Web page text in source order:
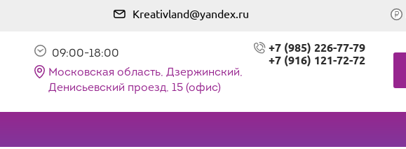
Kreativland@yandex.ru
09:00-18:00
Московская область, Дзержинский,
Денисьевский проезд, 15 (офис)
+7 (985) 226-77-79
+7 (916) 121-72-72